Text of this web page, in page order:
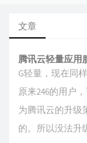
文章
腾讯云轻量应用
G轻量，现在同
原来246的用户
为腾讯云的升级
的。所以没法升